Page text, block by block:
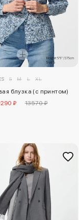
S M L XL
блузка (с принтом)
₽
13570 ₽